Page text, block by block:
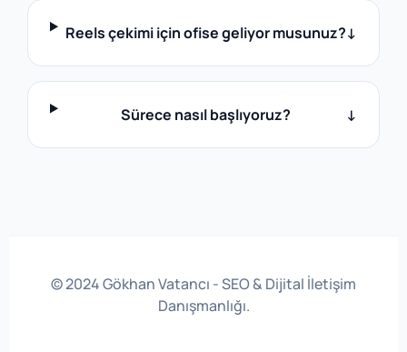
Reels çekimi için ofise geliyor musunuz?↓
Sürece nasıl başlıyoruz? ↓
© 2024 Gökhan Vatancı -SEO& Dijital İletişim
Danışmanlığı.